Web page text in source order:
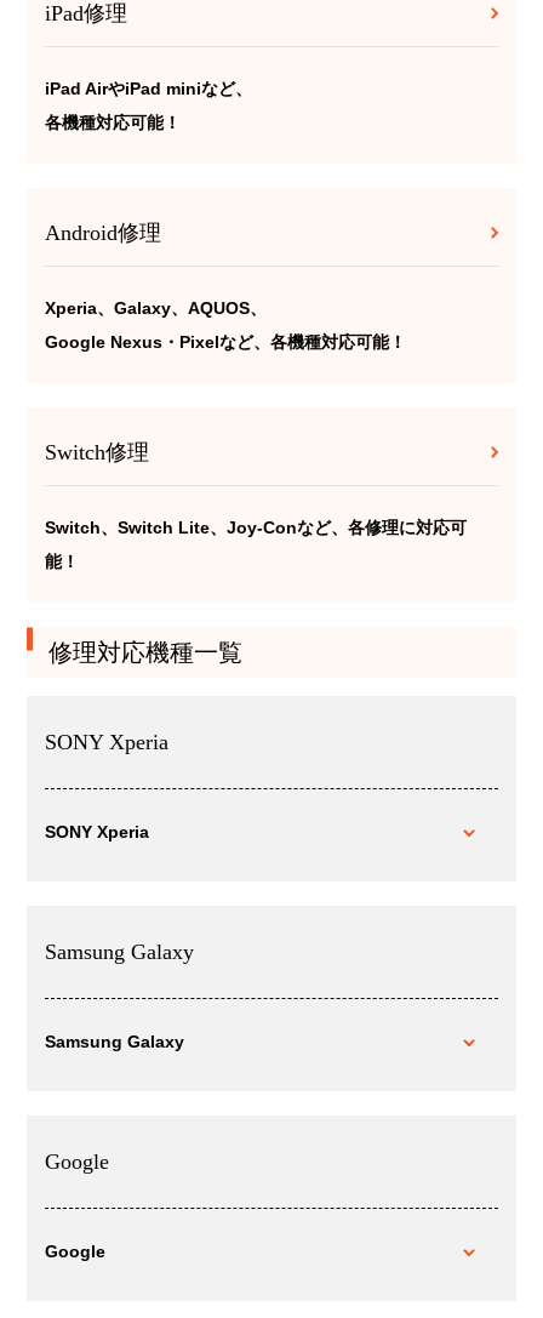
iPad修理
iPad AirやiPad miniなど、
各機種対応可能！
Android修理
Xperia、Galaxy、AQUOS、
Google Nexus・Pixelなど、各機種対応可能！
Switch修理
Switch、Switch Lite、Joy-Conなど、各修理に対応可
能！
修理対応機種一覧
SONY Xperia
SONY Xperia
Samsung Galaxy
Samsung Galaxy
Google
Google